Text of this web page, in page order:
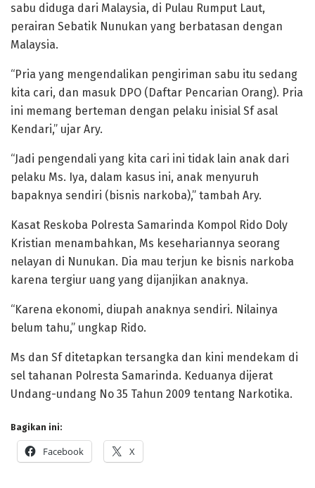
sabu diduga dari Malaysia, di Pulau Rumput Laut,
perairan Sebatik Nunukan yang berbatasan dengan
Malaysia.
“Pria yang mengendalikan pengiriman sabu itu sedang
kita cari, dan masuk DPO (Daftar Pencarian Orang). Pria
ini memang berteman dengan pelaku inisial Sf asal
Kendari,” ujar Ary.
“Jadi pengendali yang kita cari ini tidak lain anak dari
pelaku Ms. Iya, dalam kasus ini, anak menyuruh
bapaknya sendiri (bisnis narkoba),” tambah Ary.
Kasat Reskoba Polresta Samarinda Kompol Rido Doly
Kristian menambahkan, Ms kesehariannya seorang
nelayan di Nunukan. Dia mau terjun ke bisnis narkoba
karena tergiur uang yang dijanjikan anaknya.
“Karena ekonomi, diupah anaknya sendiri. Nilainya
belum tahu,” ungkap Rido.
Ms dan Sf ditetapkan tersangka dan kini mendekam di
sel tahanan Polresta Samarinda. Keduanya dijerat
Undang-undang No 35 Tahun 2009 tentang Narkotika.
Bagikan ini:
Facebook X